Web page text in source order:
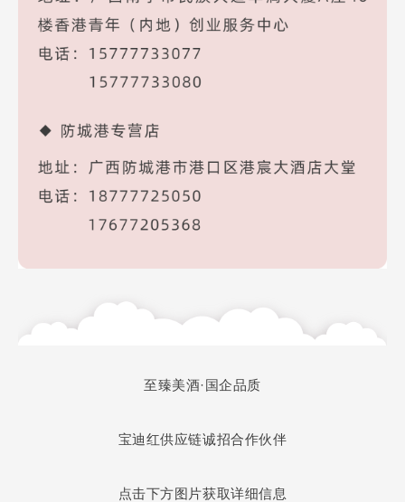
至臻美酒·国企品质
宝迪红供应链诚招合作伙伴
点击下方图片获取详细信息